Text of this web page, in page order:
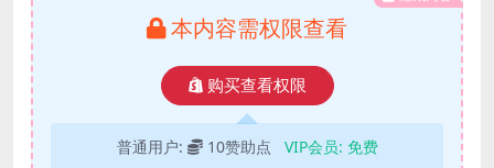
本内容需权限查看
购买查看权限
普通用户: 10赞助点 VIP会员: 免费